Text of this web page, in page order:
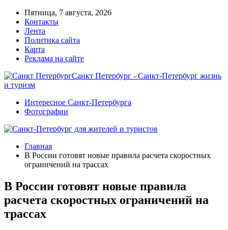
Пятница, 7 августа, 2026
Контакты
Лента
Политика сайта
Карта
Реклама на сайте
Санкт Петербург - Санкт-Петербург жизнь
и туризм
Интересное Санкт-Петербурга
Фотографии
Главная
В России готовят новые правила расчета скоростных
ограничений на трассах
В России готовят новые правила
расчета скоростных ограничений на
трассах